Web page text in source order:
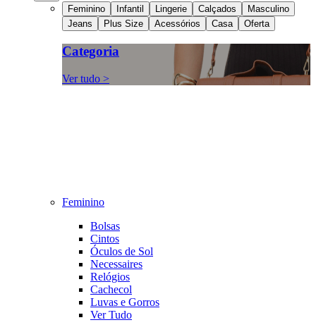
Feminino Infantil Lingerie Calçados
Masculino
Jeans
Plus Size Acessórios Casa Oferta
Categoria
Ver tudo >
Feminino
Bolsas
Cintos
Óculos de Sol
Necessaires
Relógios
Cachecol
Luvas e Gorros
Ver Tudo